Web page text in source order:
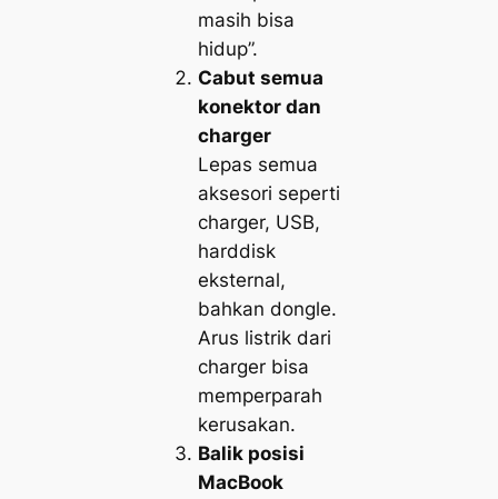
masih bisa
hidup”.
Cabut semua
konektor dan
charger
Lepas semua
aksesori seperti
charger, USB,
harddisk
eksternal,
bahkan dongle.
Arus listrik dari
charger bisa
memperparah
kerusakan.
Balik posisi
MacBook